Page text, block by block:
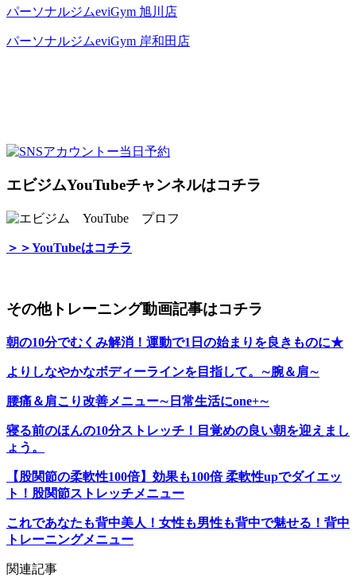
パーソナルジムeviGym 旭川店
パーソナルジムeviGym 岸和田店
エビジムYouTubeチャンネルはコチラ
＞＞YouTubeはコチラ
その他トレーニング動画記事はコチラ
朝の10分でむくみ解消！運動で1日の始まりを良きものに★
よりしなやかなボディーラインを目指して。∼腕＆肩∼
腰痛＆肩こり改善メニュー∼日常生活にone+∼
寝る前のほんの10分ストレッチ！目覚めの良い朝を迎えまし
ょう。
【股関節の柔軟性100倍】効果も100倍 柔軟性upでダイエッ
ト！股関節ストレッチメニュー
これであなたも背中美人！女性も男性も背中で魅せる！背中
トレーニングメニュー
関連記事